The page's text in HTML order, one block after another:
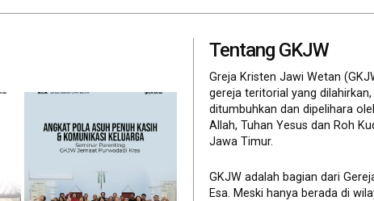
Tentang GKJW
Greja Kristen Jawi Wetan
gereja teritorial yang dilahirkan,
ditumbuhkan dan dipelihara
Allah, Tuhan Yesus dan Roh
Jawa Timur.
GKJW adalah bagian dari
Esa. Meski hanya berada di